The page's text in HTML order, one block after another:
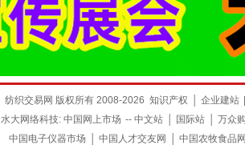
纺织交易网 版权所有 2008-2026 知识产权 企业建站
水大网络科技: 中国网上市场 -- 中文站 国际站
万众
中国电子仪器市场
中国人才交友网
中国农牧食品